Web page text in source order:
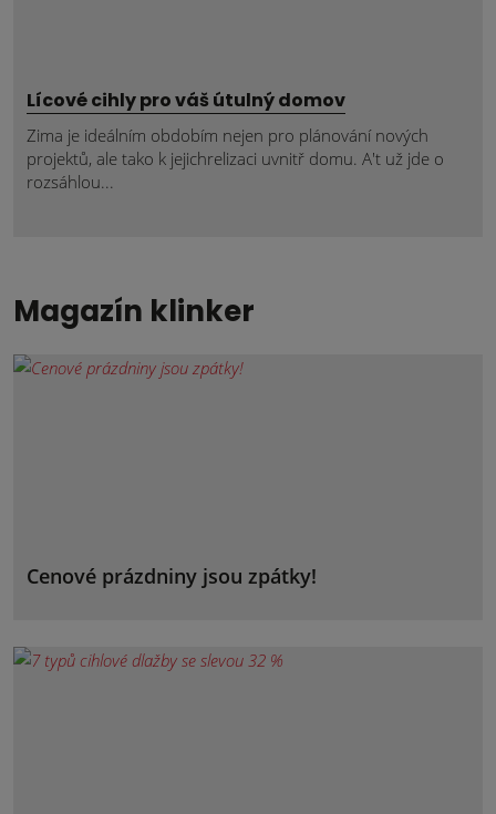
Lícové cihly pro váš útulný domov
Zima je ideálním obdobím nejen pro plánování nových
projektů, ale tako k jejichrelizaci uvnitř domu. A't už jde o
rozsáhlou...
Magazín klinker
Cenové prázdniny jsou zpátky!